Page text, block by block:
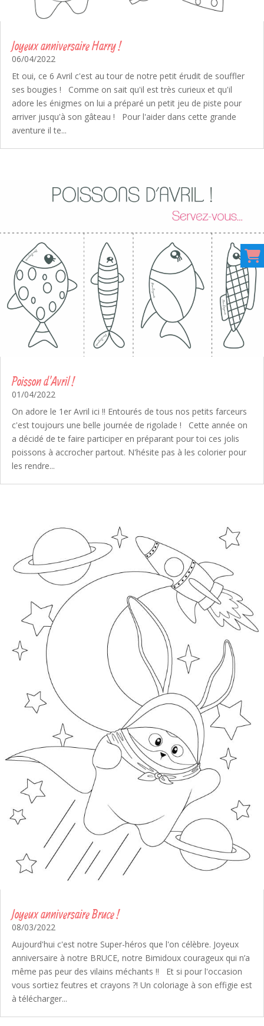
Joyeux anniversaire Harry !
06/04/2022
Et oui, ce 6 Avril c'est au tour de notre petit érudit de souffler
ses bougies ! Comme on sait qu'il est très curieux et qu'il
adore les énigmes on lui a préparé un petit jeu de piste pour
arriver jusqu'à son gâteau ! Pour l'aider dans cette grande
aventure il te...
Poisson d’Avril !
01/04/2022
On adore le 1er Avril ici !! Entourés de tous nos petits farceurs
c'est toujours une belle journée de rigolade ! Cette année on
a décidé de te faire participer en préparant pour toi ces jolis
poissons à accrocher partout. N'hésite pas à les colorier pour
les rendre...
Joyeux anniversaire Bruce !
08/03/2022
Aujourd'hui c'est notre Super-héros que l'on célèbre. Joyeux
anniversaire à notre BRUCE, notre Bimidoux courageux qui n’a
même pas peur des vilains méchants !! Et si pour l'occasion
vous sortiez feutres et crayons ?! Un coloriage à son effigie est
à télécharger...